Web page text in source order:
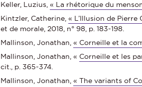
Keller, Luzius,« La rhétorique du
Kintzler, Catherine,« L’Illusion de
et de morale, 2018, n° 98, p. 183-198.
Mallinson, Jonathan,« Corneille et la
Mallinson, Jonathan, « Corneille et les
cit., p. 365-374.
Mallinson, Jonathan,« The variants of